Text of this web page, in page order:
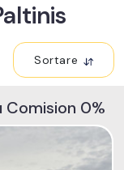
Sortare
Comision 0%